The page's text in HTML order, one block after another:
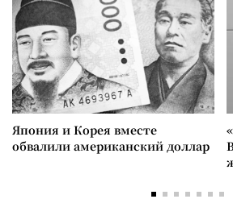
Япония и Корея вместе
обвалили американский доллар